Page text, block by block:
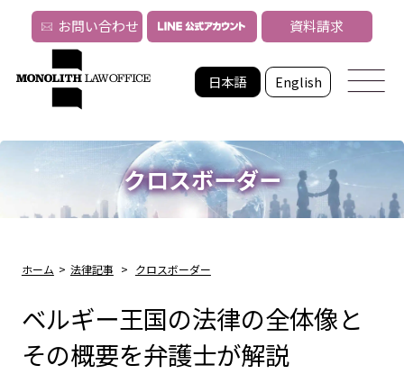
日本語 English
お問い合わせ 資料請求
クロスボーダー
ホーム > 法律記事 > クロスボーダー
ベルギー王国の法律の全体像と
その概要を弁護士が解説